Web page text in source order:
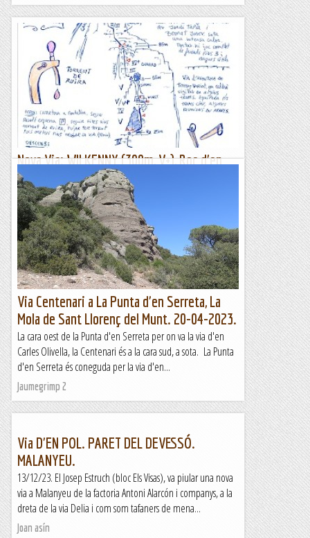
Nova Via: WILKENNY (300m, V+), Roc d'en
Rosell.
Aquesta nova aventura, va sorgir un dia tot baixant amb el
cotxe de fer una via al rosell i guitar aquesta paret que neix al
torrent del Ruira , ben visible desde els...
Rumba Team
Via Centenari a La Punta d'en Serreta, La
Mola de Sant Llorenç del Munt. 20-04-2023.
La cara oest de la Punta d'en Serreta per on va la via d'en
Carles Olivella, la Centenari és a la cara sud, a sota. La Punta
d'en Serreta és coneguda per la via d'en...
Jaumegrimp 2
Via D'EN POL. PARET DEL DEVESSÓ.
MALANYEU.
13/12/23. El Josep Estruch (bloc Els Visas), va piular una nova
via a Malanyeu de la factoria Antoni Alarcón i companys, a la
dreta de la via Delia i com som tafaners de mena...
Joan asín